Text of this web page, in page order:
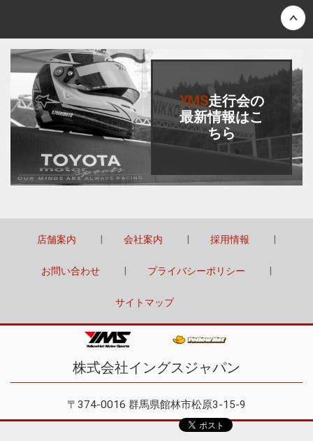
YMS走行会の
最新情報はこ
ちら
店舗案内 会社案内 採用情報
お問い合わせ プライバシーポリシー
サイトマップ
株式会社イングスジャパン
〒374-0016 群馬県館林市松原3-15-9